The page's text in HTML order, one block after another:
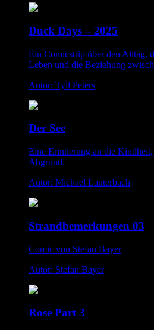
Duck Days – 2025
Ein Comicstrip über den Alltag,
Leben und die Beziehung
Autor: Tyll Peters
Der See
Eine Erinnerung an die
Abgrund.
Autor: Michael Lauterbach
Strandbemerkungen 03
Comic von Stefan Bayer
Autor: Stefan Bayer
Rose Part 3